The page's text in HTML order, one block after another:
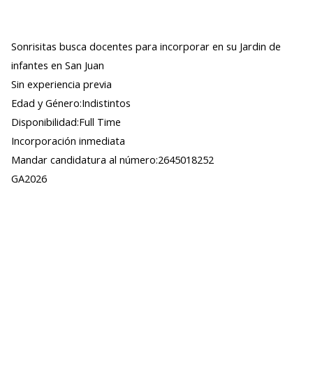
Sonrisitas busca docentes para incorporar en su Jardin de
infantes en San Juan
Sin experiencia previa
Edad y Género:Indistintos
Disponibilidad:Full Time
Incorporación inmediata
Mandar candidatura al número:2645018252
GA2026